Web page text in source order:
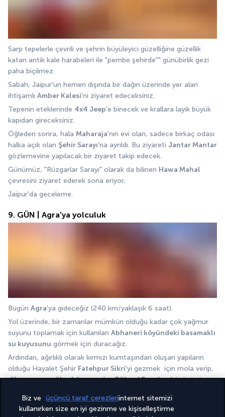
Sarp tepelerle çevrili ve şehrin büyüleyici güzelliğine güzellik
katan antik kale harabeleri ile "pembe şehirde"" günübirlik gezi
paha biçilmez.
Sabah, Jaipur'un hemen dışında bir dağın üzerinde yer alan
ihtişamlı Amber Kalesi'ni ziyaret edeceksiniz.
Tepenin eteklerinde 4x4 Jeep'e binecek ve krallara layık büyük
kapıdan gireceksiniz.
Öğleden sonra, hala Maharaja'nın evi olan, sadece birkaç odası
halka açık olan Şehir Sarayı'na ayrıldı. Bu ziyareti Jantar Mantar
gözlemevine yapılacak bir ziyaret takip edecek.
Günümüz, "Rüzgarlar Sarayı" olarak da bilinen Hawa Mahal
çevresini ziyaret ederek sona eriyor.
Jaipur'da geceleme.
9. GÜN | Agra'ya yolculuk
Bugün Agra'ya gideceğiz (240 km/yaklaşık 6 saat).
Yol üzerinde, bir zamanlar mümkün olduğu kadar çok yağmur
suyunu toplamak için kullanılan Abhaneri köyündeki basamaklı
su kuyusunu görmek için duracağız.
Ardından, ağırlıklı olarak kırmızı kumtaşından oluşan yapıların
olduğu Hayalet Şehir Fatehpur Sikri
dünyanın en yüksek kapısı olan Bülend Dervâze 'yi ziyaret
Agra'da geceleme.
Biz ve üçüncü taraf çerezleriinternet sitemizi
kullanırken size en iyi gezinme ve kişiselleştirme